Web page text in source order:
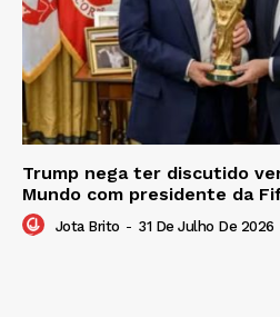
Trump nega ter discutido
Mundo com presidente da
Jota Brito - 31 De Julho De 2026